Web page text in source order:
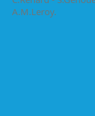
A.M.Leroy.